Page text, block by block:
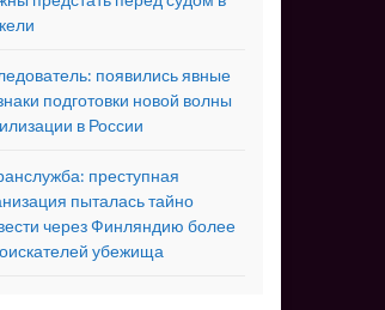
появились явные
подготовки новой волны
в России
преступная
пыталась тайно
через Финляндию более
убежища